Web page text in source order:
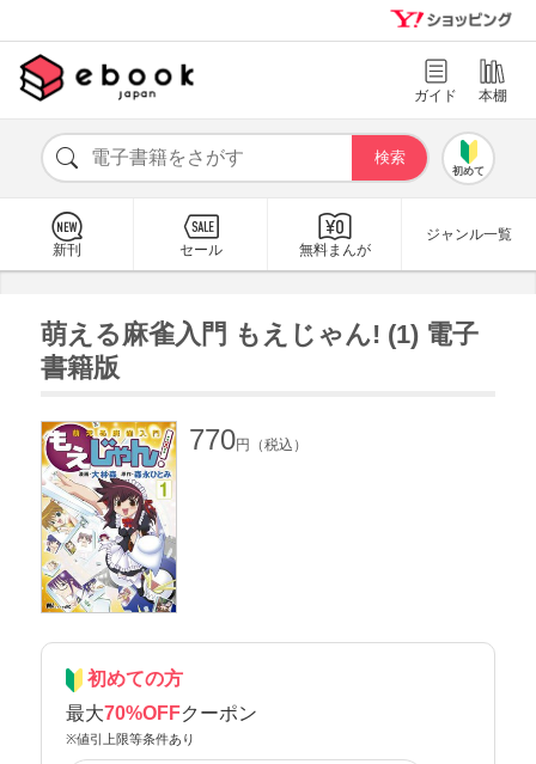
ガイド 本棚
初めて
新刊 セール 無料まんが
ジャンル一覧
萌える麻雀入門 もえじゃん! (1) 電子
書籍版
770円（税込）
初めての方
最大70%OFFクーポン
※値引上限等条件あり